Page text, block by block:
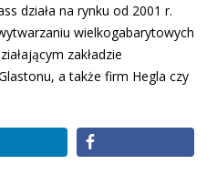
działa na rynku od 2001 r.
wielkogabarytowych
zakładzie
a także firm Hegla czy